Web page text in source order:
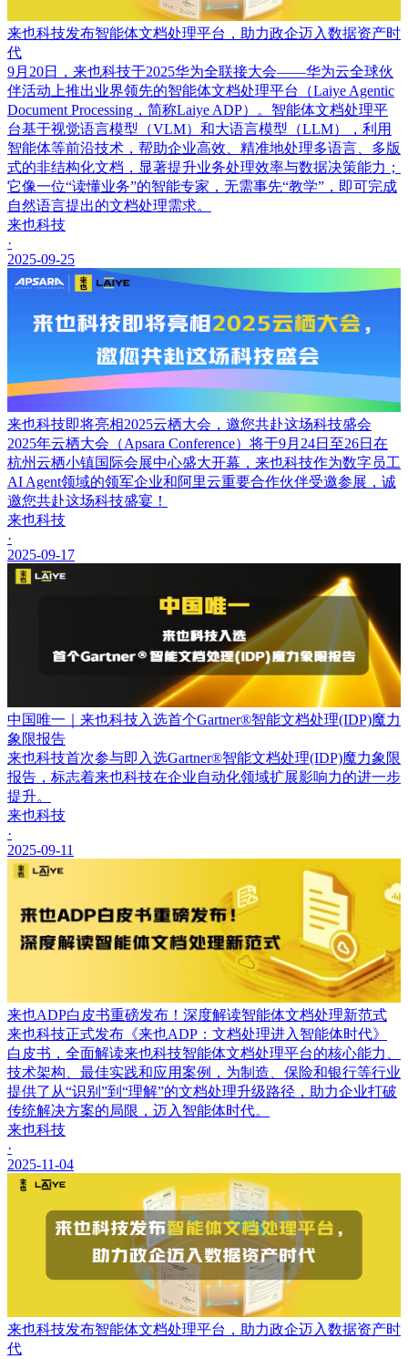
来也科技发布智能体文档处理平台，助力政企迈入数据资产时
代
9月20日，来也科技于2025华为全联接大会——华为云全球伙
伴活动上推出业界领先的智能体文档处理平台（Laiye Agentic
Document Processing，简称Laiye ADP）。智能体文档处理平
台基于视觉语言模型（VLM）和大语言模型（LLM），利用
智能体等前沿技术，帮助企业高效、精准地处理多语言、多版
式的非结构化文档，显著提升业务处理效率与数据决策能力；
它像一位“读懂业务”的智能专家，无需事先“教学”，即可完成
自然语言提出的文档处理需求。
来也科技
·
2025-09-25
来也科技即将亮相2025云栖大会，邀您共赴这场科技盛会
2025年云栖大会（Apsara Conference）将于9月24日至26日在
杭州云栖小镇国际会展中心盛大开幕，来也科技作为数字员工
AI Agent领域的领军企业和阿里云重要合作伙伴受邀参展，诚
邀您共赴这场科技盛宴！
来也科技
·
2025-09-17
中国唯一｜来也科技入选首个Gartner®智能文档处理(IDP)魔力
象限报告
来也科技首次参与即入选Gartner®智能文档处理(IDP)魔力象限
报告，标志着来也科技在企业自动化领域扩展影响力的进一步
提升。
来也科技
·
2025-09-11
来也ADP白皮书重磅发布！深度解读智能体文档处理新范式
来也科技正式发布《来也ADP：文档处理进入智能体时代》
白皮书，全面解读来也科技智能体文档处理平台的核心能力、
技术架构、最佳实践和应用案例，为制造、保险和银行等行业
提供了从“识别”到“理解”的文档处理升级路径，助力企业打破
传统解决方案的局限，迈入智能体时代。
来也科技
·
2025-11-04
来也科技发布智能体文档处理平台，助力政企迈入数据资产时
代